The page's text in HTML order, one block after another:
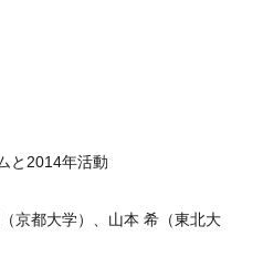
と2014年活動
京都大学）、山本 希（東北大